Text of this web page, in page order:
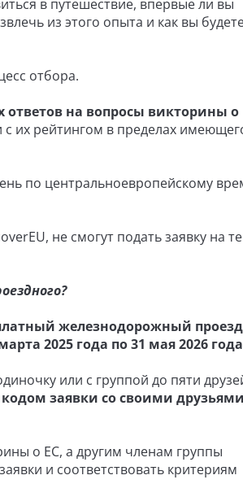
в путешествие, впервые ли вы
из этого опыта и как вы
отбора.
на вопросы викторины о
с их рейтингом в пределах
по центральноевропейскому
не смогут подать заявку на
железнодорожный
2025 года по 31 мая 2026 года
или с группой до пяти
заявки со своими
о ЕС, а другим членам группы
и соответствовать критериям